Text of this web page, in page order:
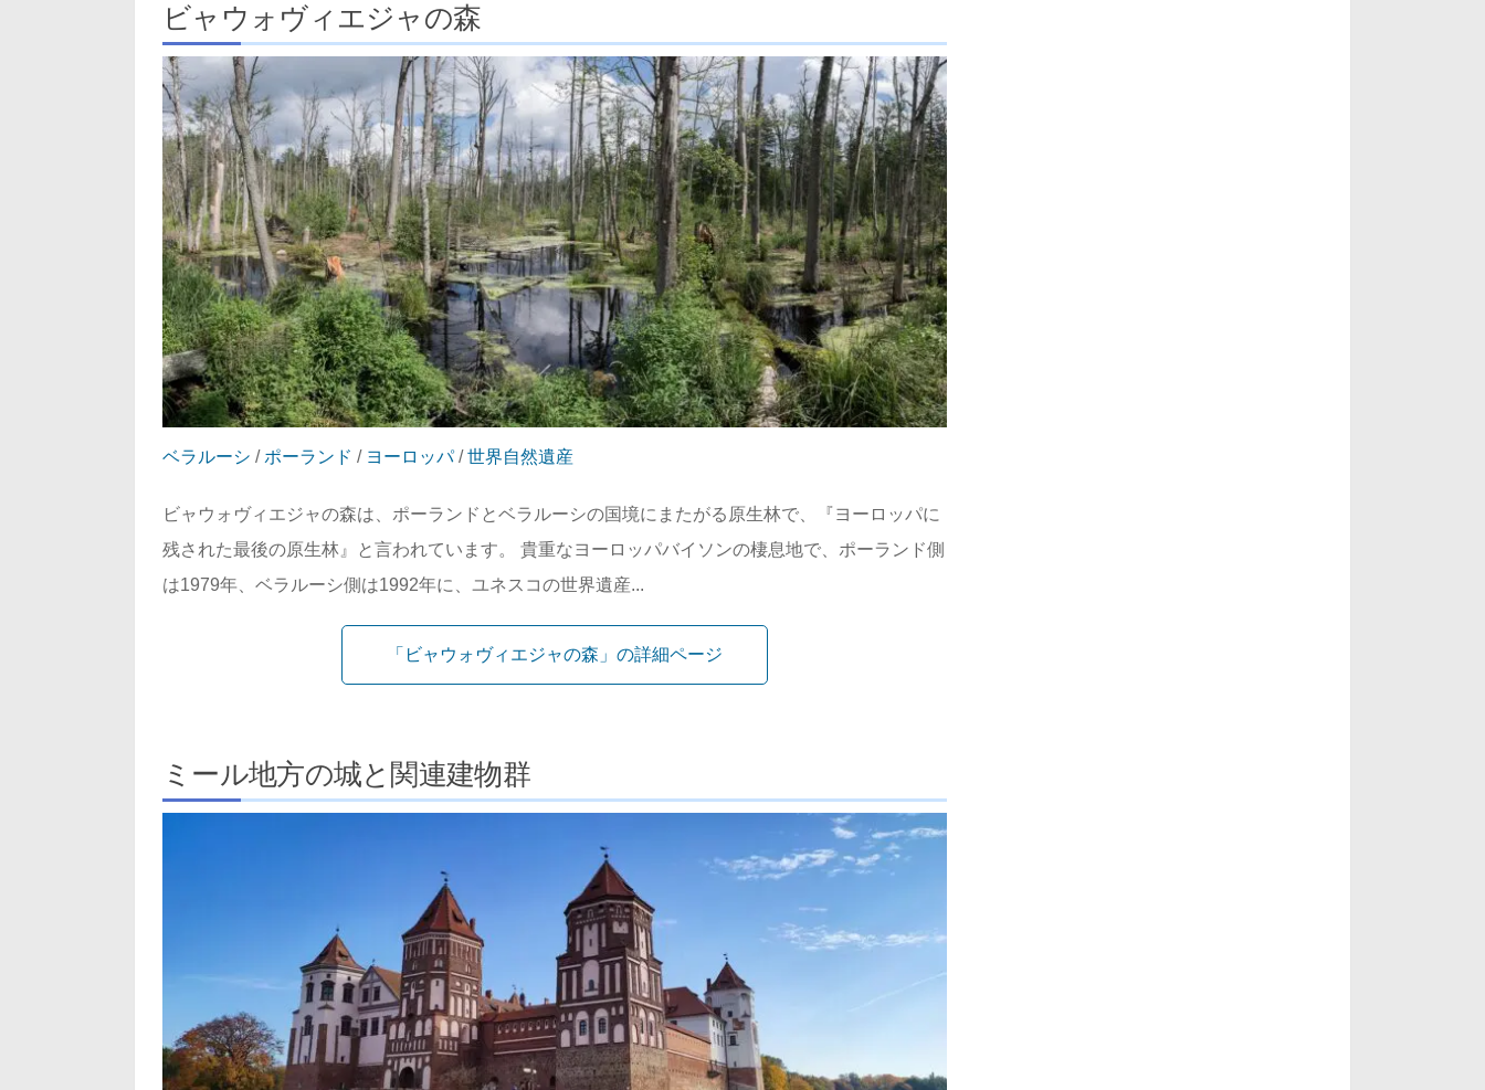
ビャウォヴィエジャの森
ベラルーシ / ポーランド / ヨーロッパ/世界自然遺産
ビャウォヴィエジャの森は、ポーランドとベラルーシの国境にまたがる原生林で、『ヨーロッパに
残された最後の原生林』と言われています。 貴重なヨーロッパバイソンの棲息地で、ポーランド側
は1979年、ベラルーシ側は1992年に、ユネスコの世界遺産...
「ビャウォヴィエジャの森」の詳細ページ
ミール地方の城と関連建物群